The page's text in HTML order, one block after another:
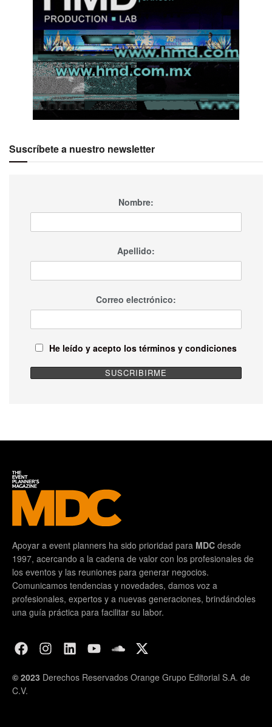
Suscríbete a nuestro newsletter
Nombre:
Apellido:
Correo electrónico:
He leído y acepto los términos y condiciones
Apoyar a event planners ha sido prioridad para MDC desde
1997, acercando a la cadena de valor con los profesionales de
los eventos y las reuniones para generar negocios.
Comunicamos tendencias y novedades, damos voz a
profesionales, expertos y a nuevas generaciones, brindándoles
una guía práctica para facilitar su labor.
© 2023 Derechos Reservados Orange Grupo Editorial S.A. de
C.V.